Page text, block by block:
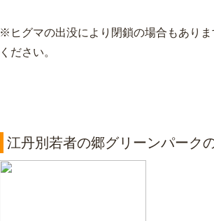
※ヒグマの出没により閉鎖の場合もあり
ください。
江丹別若者の郷グリーンパーク